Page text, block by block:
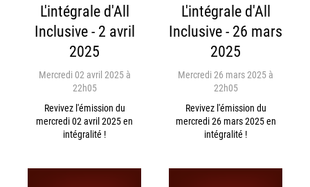
L'intégrale d'All
Inclusive - 2 avril
2025
Mercredi 02 avril 2025 à
22h05
Revivez l'émission du
mercredi 02 avril 2025 en
intégralité !
L'intégrale d'All
Inclusive - 26 mars
2025
Mercredi 26 mars 2025 à
22h05
Revivez l'émission du
mercredi 26 mars 2025 en
intégralité !